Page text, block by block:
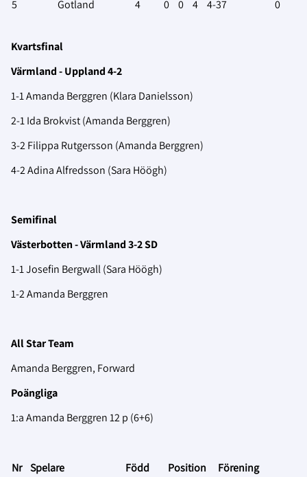
5 Gotland 4 0 0 4 4-37 0
Kvartsfinal
Värmland - Uppland 4-2
1-1 Amanda Berggren (Klara Danielsson)
2-1 Ida Brokvist (Amanda Berggren)
3-2 Filippa Rutgersson (Amanda Berggren)
4-2 Adina Alfredsson (Sara Höögh)
Semifinal
Västerbotten - Värmland 3-2 SD
1-1 Josefin Bergwall (Sara Höögh)
1-2 Amanda Berggren
All Star Team
Amanda Berggren, Forward
Poängliga
1:a Amanda Berggren 12 p (6+6)
Nr Spelare Född Position
Förening